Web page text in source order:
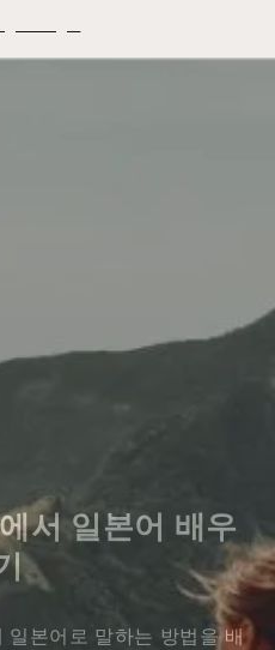
서 일본어 배우
일본어로 말하는 방법을 배